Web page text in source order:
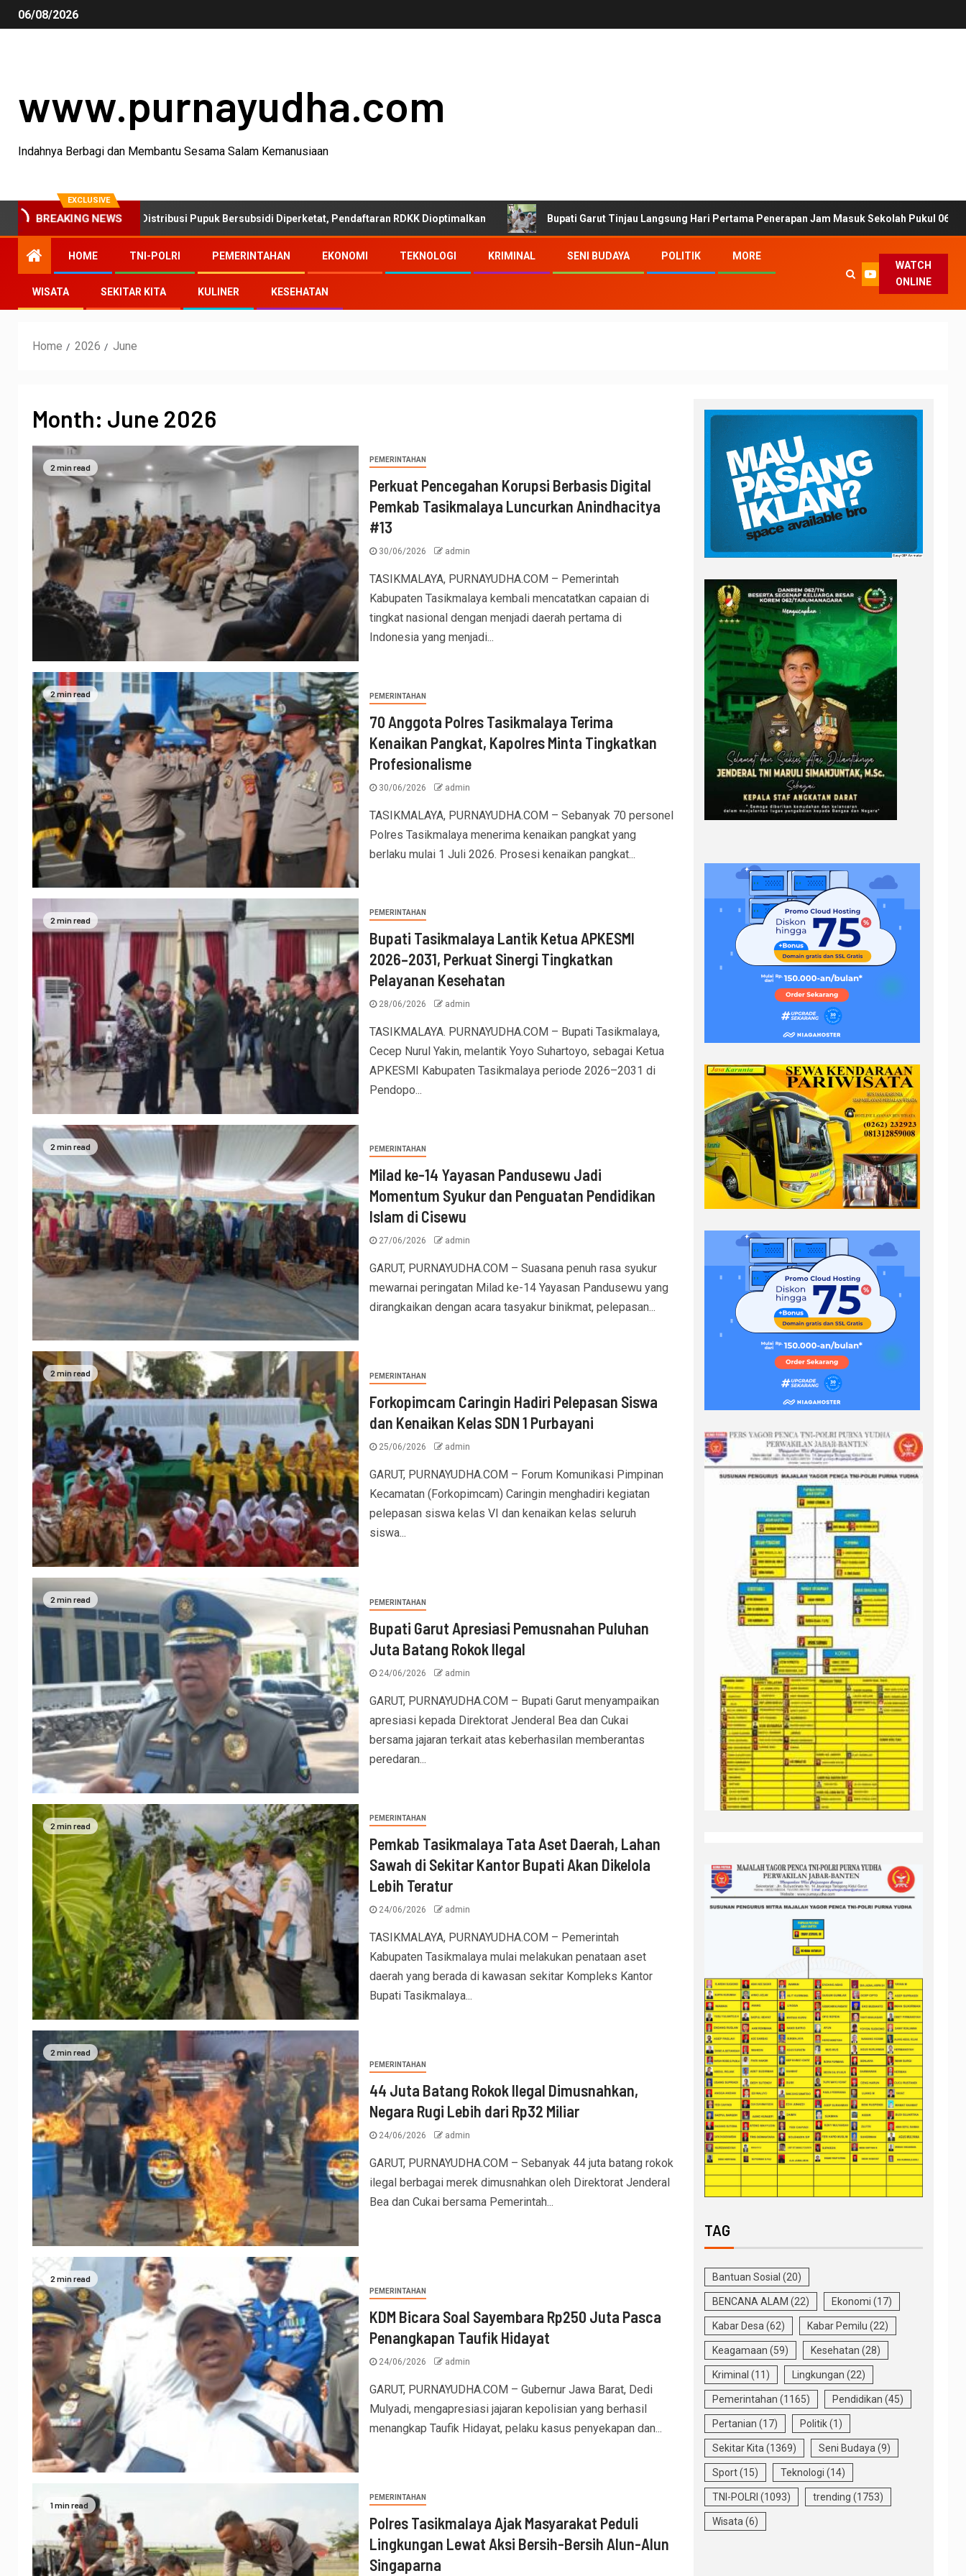
06/08/2026
www.purnayudha.com
Indahnya Berbagi dan Membantu Sesama Salam Kemanusiaan
EXCLUSIVE
BREAKING NEWS
Distribusi Pupuk Bersubsidi Diperketat, Pendaftaran RDKK Dioptimalkan Bupati Garut Tinjau Langsung Hari Pertama Penerapan Jam Masuk Sekolah Pukul 06.30 WIB
HOME TNI-POLRI PEMERINTAHAN EKONOMI TEKNOLOGI KRIMINAL SENI BUDAYA POLITIK MORE
WISATA SEKITAR KITA KULINER KESEHATAN
WATCH
ONLINE
Home 2026 June
Month: June 2026
2 min read
PEMERINTAHAN
Perkuat Pencegahan Korupsi Berbasis Digital
Pemkab Tasikmalaya Luncurkan Anindhacitya
#13
30/06/2026 admin
TASIKMALAYA, PURNAYUDHA.COM – Pemerintah
Kabupaten Tasikmalaya kembali mencatatkan capaian di
tingkat nasional dengan menjadi daerah pertama di
Indonesia yang menjadi...
2 min read PEMERINTAHAN
70 Anggota Polres Tasikmalaya Terima
Kenaikan Pangkat, Kapolres Minta Tingkatkan
Profesionalisme
30/06/2026 admin
TASIKMALAYA, PURNAYUDHA.COM – Sebanyak 70 personel
Polres Tasikmalaya menerima kenaikan pangkat yang
berlaku mulai 1 Juli 2026. Prosesi kenaikan pangkat...
2 min read
PEMERINTAHAN
Bupati Tasikmalaya Lantik Ketua APKESMI
2026–2031, Perkuat Sinergi Tingkatkan
Pelayanan Kesehatan
28/06/2026 admin
TASIKMALAYA. PURNAYUDHA.COM – Bupati Tasikmalaya,
Cecep Nurul Yakin, melantik Yoyo Suhartoyo, sebagai Ketua
APKESMI Kabupaten Tasikmalaya periode 2026–2031 di
Pendopo...
2 min read PEMERINTAHAN
Milad ke-14 Yayasan Pandusewu Jadi
Momentum Syukur dan Penguatan Pendidikan
Islam di Cisewu
27/06/2026 admin
GARUT, PURNAYUDHA.COM – Suasana penuh rasa syukur
mewarnai peringatan Milad ke-14 Yayasan Pandusewu yang
dirangkaikan dengan acara tasyakur binikmat, pelepasan...
2 min read PEMERINTAHAN
Forkopimcam Caringin Hadiri Pelepasan Siswa
dan Kenaikan Kelas SDN 1 Purbayani
25/06/2026 admin
GARUT, PURNAYUDHA.COM – Forum Komunikasi Pimpinan
Kecamatan (Forkopimcam) Caringin menghadiri kegiatan
pelepasan siswa kelas VI dan kenaikan kelas seluruh
siswa...
2 min read PEMERINTAHAN
Bupati Garut Apresiasi Pemusnahan Puluhan
Juta Batang Rokok Ilegal
24/06/2026 admin
GARUT, PURNAYUDHA.COM – Bupati Garut menyampaikan
apresiasi kepada Direktorat Jenderal Bea dan Cukai
bersama jajaran terkait atas keberhasilan memberantas
peredaran...
2 min read
PEMERINTAHAN
Pemkab Tasikmalaya Tata Aset Daerah, Lahan
Sawah di Sekitar Kantor Bupati Akan Dikelola
Lebih Teratur
24/06/2026 admin
TASIKMALAYA, PURNAYUDHA.COM – Pemerintah
Kabupaten Tasikmalaya mulai melakukan penataan aset
daerah yang berada di kawasan sekitar Kompleks Kantor
Bupati Tasikmalaya...
2 min read
PEMERINTAHAN
44 Juta Batang Rokok Ilegal Dimusnahkan,
Negara Rugi Lebih dari Rp32 Miliar
24/06/2026 admin
GARUT, PURNAYUDHA.COM – Sebanyak 44 juta batang rokok
ilegal berbagai merek dimusnahkan oleh Direktorat Jenderal
Bea dan Cukai bersama Pemerintah...
2 min read
PEMERINTAHAN
KDM Bicara Soal Sayembara Rp250 Juta Pasca
Penangkapan Taufik Hidayat
24/06/2026 admin
GARUT, PURNAYUDHA.COM – Gubernur Jawa Barat, Dedi
Mulyadi, mengapresiasi jajaran kepolisian yang berhasil
menangkap Taufik Hidayat, pelaku kasus penyekapan dan...
1 min read
PEMERINTAHAN
Polres Tasikmalaya Ajak Masyarakat Peduli
Lingkungan Lewat Aksi Bersih-Bersih Alun-Alun
Singaparna
TAG
Bantuan Sosial (20)
BENCANA ALAM (22) Ekonomi (17)
Kabar Desa (62) Kabar Pemilu (22)
Keagamaan (59) Kesehatan (28)
Kriminal (11) Lingkungan (22)
Pemerintahan (1165) Pendidikan (45)
Pertanian (17) Politik(1)
Sekitar Kita (1369) Seni Budaya (9)
Sport(15) Teknologi (14)
TNI-POLRI (1093) trending (1753)
Wisata (6)